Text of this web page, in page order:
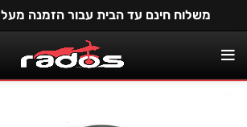
משלוח חינם עד הבית עבור הזמנה מעל ₪600